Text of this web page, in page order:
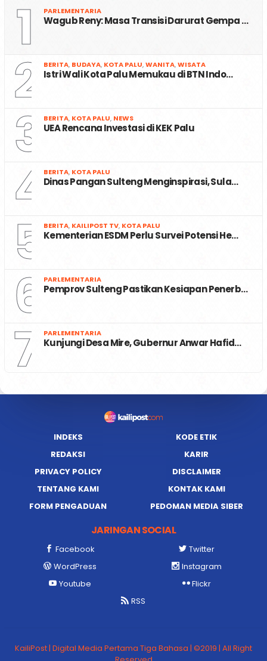
1 PARLEMENTARIA
Wagub Reny: Masa Transisi Darurat Gempa …
2 BERITA, BUDAYA, KOTA PALU,WANITA,WISATA
Istri Wali Kota Palu Memukau di BTN Indo…
3 BERITA, KOTA PALU, NEWS
UEA Rencana Investasi di KEK Palu
4 BERITA, KOTA PALU
Dinas Pangan Sulteng Menginspirasi, Sula…
5 BERITA, KAILIPOST TV, KOTA PALU
Kementerian ESDM Perlu Survei Potensi He…
6 PARLEMENTARIA
Pemprov Sulteng Pastikan Kesiapan Penerb…
7 PARLEMENTARIA
Kunjungi Desa Mire, Gubernur Anwar Hafid…
INDEKS
KODE ETIK
REDAKSI
KARIR
PRIVACY POLICY
DISCLAIMER
TENTANG KAMI
KONTAK KAMI
FORM PENGADUAN
PEDOMAN MEDIA SIBER
JARINGAN SOCIAL
Facebook
Twitter
WordPress
Instagram
Youtube
Flickr
RSS
KailiPost | Digital Media Pertama Tiga Bahasa | ©2019 | All Right